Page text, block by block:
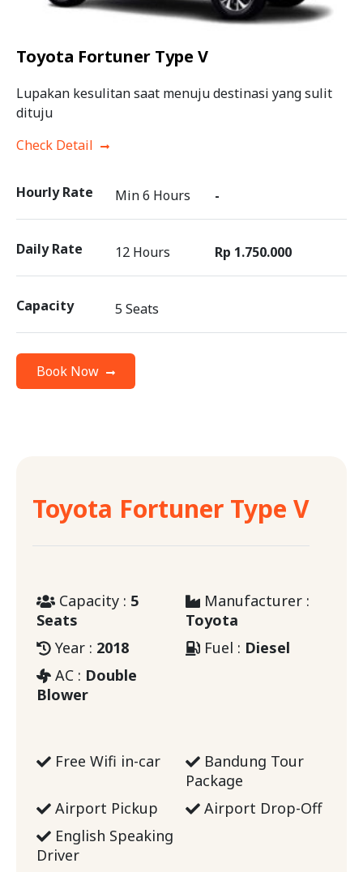
Toyota Fortuner Type V
Lupakan kesulitan saat menuju destinasi yang sulit
dituju
Check Detail
Hourly Rate Min 6 Hours -
Daily Rate 12 Hours Rp 1.750.000
Capacity 5 Seats
Book Now
Toyota Fortuner Type V
Capacity : 5
Seats
Manufacturer :
Toyota
Year : 2018 Fuel : Diesel
AC : Double
Blower
Free Wifi in-car
Bandung Tour
Package
Airport Pickup
Airport Drop-Off
English Speaking
Driver